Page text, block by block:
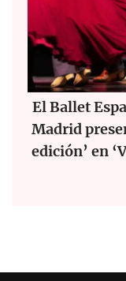
El Ballet
Madrid
edición’ en